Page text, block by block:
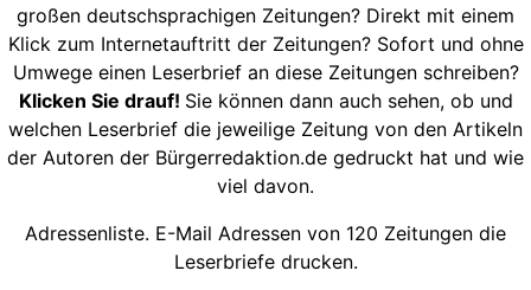
großen deutschsprachigen Zeitungen? Direkt mit einem
Klick zum Internetauftritt der Zeitungen? Sofort und ohne
Umwege einen Leserbrief an diese Zeitungen schreiben?
Klicken Sie drauf! Sie können dann auch sehen, ob und
welchen Leserbrief die jeweilige Zeitung von den Artikeln
der Autoren der Bürgerredaktion.de gedruckt hat und wie
viel davon.
Adressenliste. E-Mail Adressen von 120 Zeitungen die
Leserbriefe drucken.